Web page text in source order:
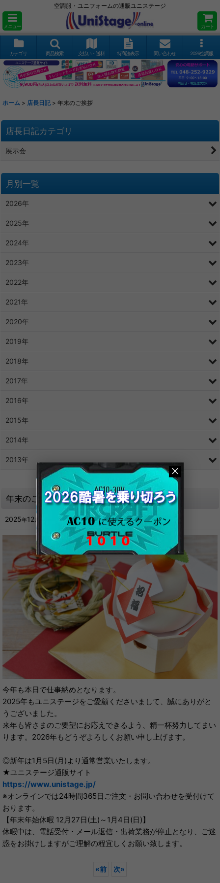
空調服・ユニフォームの通販ユニステージ
メニュー カート
カテゴリ 商品検索 支払い・送料 特商法表示 問い合わせ 2026空調服
ホーム > 店長日記 > 年末のご挨拶
年末のご挨拶
2025年12月
今年も本日で仕事納めとなります。
2025年もユニステージをご愛顧くださいまして、誠にありがと
うございました。
来年も皆さまのご要望にお応えできるよう、精一杯努力してまい
ります。2026年もどうぞよろしくお願い申し上げます。
◎新年は1月5日(月)より通常営業いたします。
★ユニステージ通販サイト
https://www.unistage.jp/
※オンラインでは24時間365日ご注文・お問い合わせを受付けて
おります。
【年末年始休暇 12月27日(土)～1月4日(日)】
休暇中は、電話受付・メール返信・出荷業務が停止となり、ご迷
惑をお掛けしますがご理解の程宜しくお願い致します。
«前 次»
店長日記カテゴリ
展示会
月別一覧
2026年
2025年
2024年
2023年
2022年
2021年
2020年
2019年
2018年
2017年
2016年
2015年
2014年
2013年